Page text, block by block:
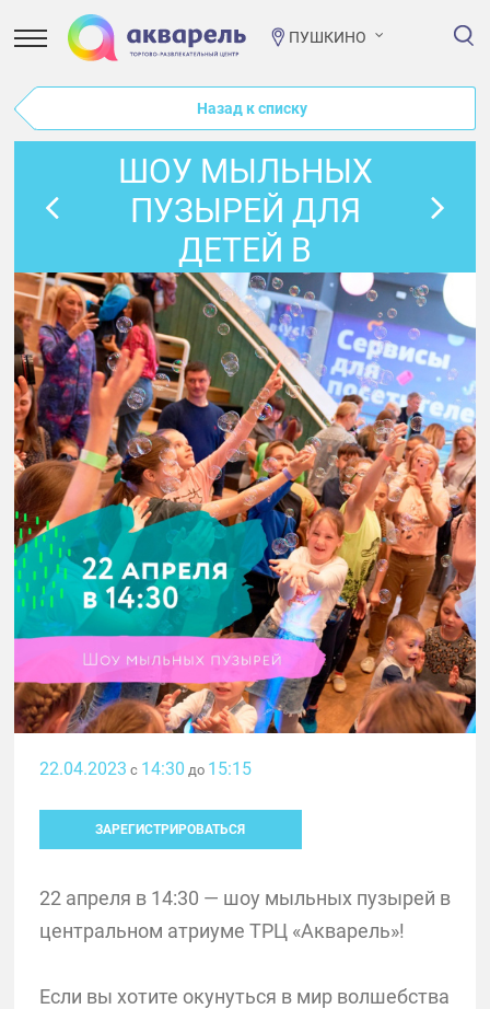
ПУШКИНО
Назад к списку
ШОУ МЫЛЬНЫХ
ПУЗЫРЕЙ ДЛЯ
ДЕТЕЙ В
АКВАРЕЛИ!
22.04.2023 с 14:30 до 15:15
ЗАРЕГИСТРИРОВАТЬСЯ
22 апреля в 14:30 — шоу мыльных пузырей в
центральном атриуме ТРЦ «Акварель»!
Если вы хотите окунуться в мир волшебства